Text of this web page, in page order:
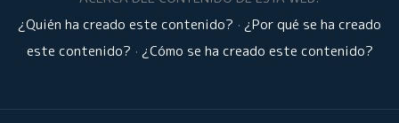
¿Quién ha creado este contenido? · ¿Por qué se ha creado
este contenido? · ¿Cómo se ha creado este contenido?